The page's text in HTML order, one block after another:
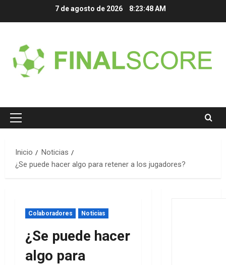
7 de agosto de 2026 8:23:49 AM
Menú
Inicio
Noticias
¿Se puede hacer algo para retener a los jugadores?
Colaboradores Noticias
¿Se puede hacer
algo para